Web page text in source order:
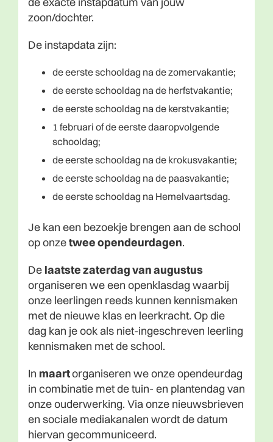
zoon/dochter.
De instapdata zijn:
de eerste schooldag na de zomervakantie;
de eerste schooldag na de herfstvakantie;
de eerste schooldag na de kerstvakantie;
1 februari of de eerste daaropvolgende
schooldag;
de eerste schooldag na de krokusvakantie;
de eerste schooldag na de paasvakantie;
de eerste schooldag na Hemelvaartsdag.
Je kan een bezoekje brengen aan de school
op onzetwee opendeurdagen.
De laatste zaterdag van augustus
organiseren we een openklasdag waarbij
onze leerlingen reeds kunnen kennismaken
met de nieuwe klas en leerkracht. Op die
dag kan je ook als niet-ingeschreven leerling
kennismaken met de school.
In maartorganiseren we onze opendeurdag
in combinatie met de tuin- en plantendag van
onze ouderwerking. Via onze nieuwsbrieven
en sociale mediakanalen wordt de datum
hiervan gecommuniceerd.